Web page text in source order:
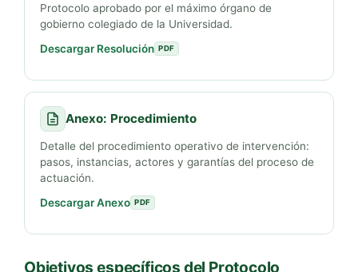
Protocolo aprobado por el máximo órgano de
gobierno colegiado de la Universidad.
Descargar Resolución PDF
Anexo: Procedimiento
Detalle del procedimiento operativo de intervención:
pasos, instancias, actores y garantías del proceso de
actuación.
Descargar Anexo PDF
Objetivos específicos del Protocolo